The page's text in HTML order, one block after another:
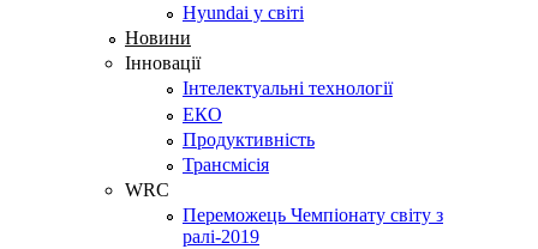
Hyundai у світі
Новини
Інновації
Інтелектуальні технології
ЕКО
Продуктивність
Трансмісія
WRC
Переможець Чемпіонату світу з
ралі-2019